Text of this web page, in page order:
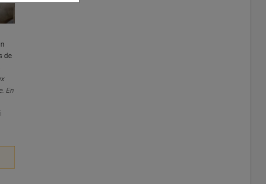
de
En